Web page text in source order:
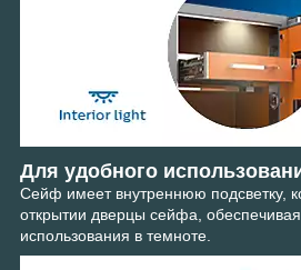
Для удобного
Сейф имеет внутреннюю подсветку,
открытии дверцы сейфа,
использования в темноте.